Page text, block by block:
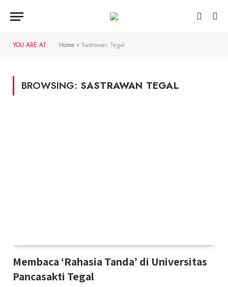
YOU ARE AT: Home » Sastrawan Tegal
BROWSING: SASTRAWAN TEGAL
Membaca ‘Rahasia Tanda’ di Universitas
Pancasakti Tegal